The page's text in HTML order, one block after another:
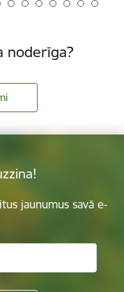
noderīga?
jaunumus savā e-